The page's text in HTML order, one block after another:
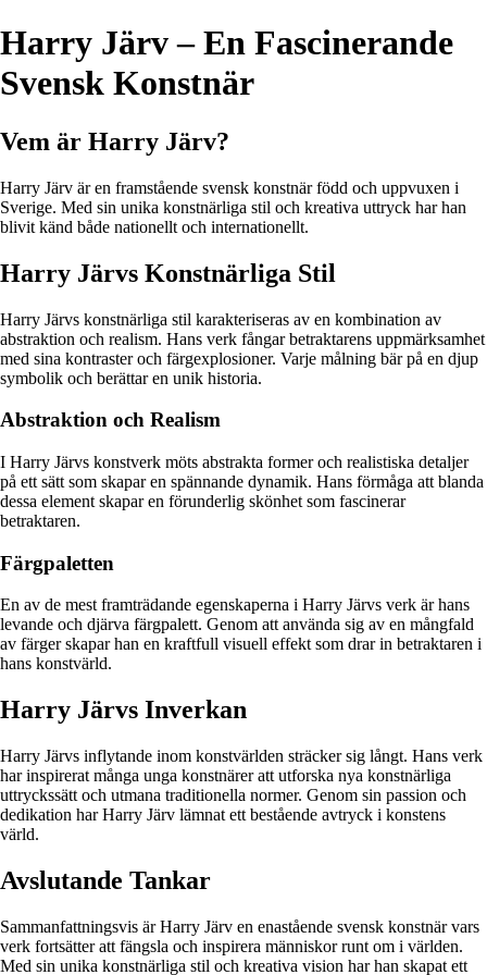
Harry Järv – En Fascinerande
Svensk Konstnär
Vem är Harry Järv?
Harry Järv är en framstående svensk konstnär född och uppvuxen i
Sverige. Med sin unika konstnärliga stil och kreativa uttryck har han
blivit känd både nationellt och internationellt.
Harry Järvs Konstnärliga Stil
Harry Järvs konstnärliga stil karakteriseras av en kombination av
abstraktion och realism. Hans verk fångar betraktarens uppmärksamhet
med sina kontraster och färgexplosioner. Varje målning bär på en djup
symbolik och berättar en unik historia.
Abstraktion och Realism
I Harry Järvs konstverk möts abstrakta former och realistiska detaljer
på ett sätt som skapar en spännande dynamik. Hans förmåga att blanda
dessa element skapar en förunderlig skönhet som fascinerar
betraktaren.
Färgpaletten
En av de mest framträdande egenskaperna i Harry Järvs verk är hans
levande och djärva färgpalett. Genom att använda sig av en mångfald
av färger skapar han en kraftfull visuell effekt som drar in betraktaren i
hans konstvärld.
Harry Järvs Inverkan
Harry Järvs inflytande inom konstvärlden sträcker sig långt. Hans verk
har inspirerat många unga konstnärer att utforska nya konstnärliga
uttryckssätt och utmana traditionella normer. Genom sin passion och
dedikation har Harry Järv lämnat ett bestående avtryck i konstens
värld.
Avslutande Tankar
Sammanfattningsvis är Harry Järv en enastående svensk konstnär vars
verk fortsätter att fängsla och inspirera människor runt om i världen.
Med sin unika konstnärliga stil och kreativa vision har han skapat ett